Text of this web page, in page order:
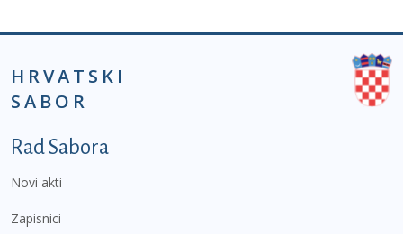
HRVATSKI
SABOR
Podnožje prvi izbornik
Rad Sabora
Novi akti
Zapisnici